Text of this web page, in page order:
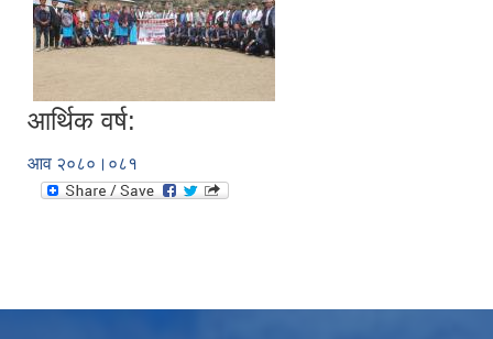
आर्थिक वर्ष:
आव २०८०।०८१